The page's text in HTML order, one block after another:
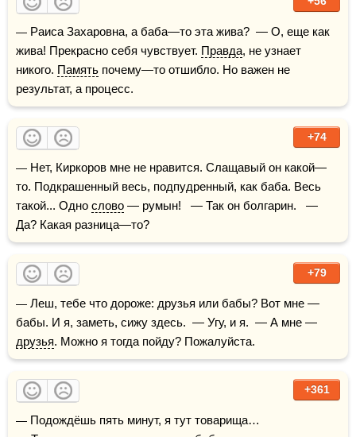
— Раиса Захаровна, а баба—то эта жива?  — О, еще как
жива! Прекрасно себя чувствует. Правда, не узнает
никого. Память почему—то отшибло. Но важен не
результат, а процесс.
+74
— Нет, Киркоров мне не нравится. Слащавый он какой—
то. Подкрашенный весь, подпудренный, как баба. Весь
такой... Одно слово — румын!   — Так он болгарин.   —
Да? Какая разница—то?
+79
— Леш, тебе что дороже: друзья или бабы? Вот мне —
друзья. Можно я тогда пойду? Пожалуйста.
+361
— Подождёшь пять минут, я тут товарища…